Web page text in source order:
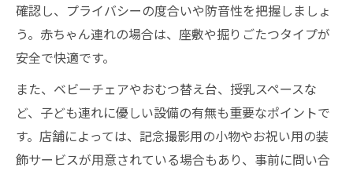
確認し、プライバシーの度合いや防音性を把握しましょ
う。赤ちゃん連れの場合は、座敷や掘りごたつタイプが
安全で快適です。
また、ベビーチェアやおむつ替え台、授乳スペースな
ど、子ども連れに優しい設備の有無も重要なポイントで
す。店舗によっては、記念撮影用の小物やお祝い用の装
飾サービスが用意されている場合もあり、事前に問い合